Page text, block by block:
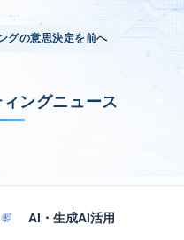
グの意思決定を前へ
ングニュース
AI・生成AI活用